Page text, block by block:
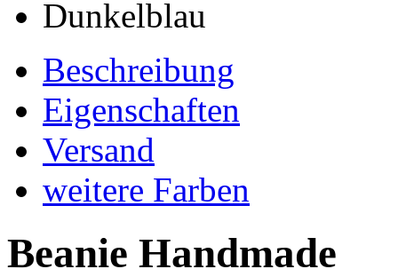
Beschreibung
Eigenschaften
Versand
weitere Farben
Beanie Handmade